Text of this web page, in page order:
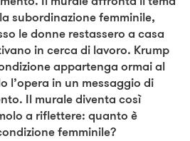
subordinazione femminile,
le donne restassero a casa
in cerca di lavoro. Krump
appartenga ormai al
l’opera in un messaggio di
Il murale diventa così
a riflettere: quanto è
femminile?